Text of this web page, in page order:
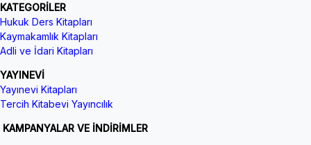
KATEGORİLER
Hukuk Ders Kitapları
Kaymakamlık Kitapları
Adli ve İdari Kitapları
YAYINEVİ
Yayınevi Kitapları
Tercih Kitabevi Yayıncılık
KAMPANYALAR VE İNDİRİMLER